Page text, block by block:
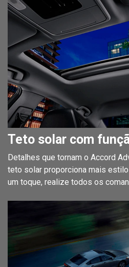
Teto solar com
Detalhes que tornam o Accord
teto solar proporciona mais
um toque, realize todos os